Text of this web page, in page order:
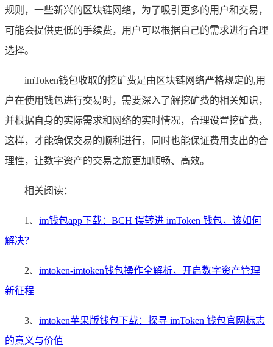
规则，一些新兴的区块链网络，为了吸引更多的用户和交易，
可能会提供更低的手续费，用户可以根据自己的需求进行合理
选择。
imToken钱包收取的挖矿费是由区块链网络严格规定的,用
户在使用钱包进行交易时，需要深入了解挖矿费的相关知识，
并根据自身的实际需求和网络的实时情况，合理设置挖矿费，
这样，才能确保交易的顺利进行，同时也能保证费用支出的合
理性，让数字资产的交易之旅更加顺畅、高效。
相关阅读：
1、 im钱包app下载：BCH 误转进 imToken 钱包，该如何
解决？
2、 imtoken-imtoken钱包操作全解析，开启数字资产管理
新征程
3、 imtoken苹果版钱包下载：探寻 imToken 钱包官网标志
的意义与价值